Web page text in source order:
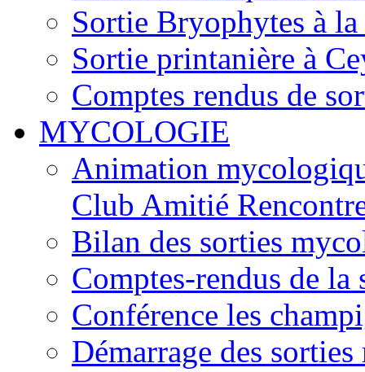
Sortie Bryophytes à la
Sortie printanière à
Comptes rendus de
MYCOLOGIE
Animation
Club Amitié
Bilan des sorties
Comptes-rendus de
Conférence les
Démarrage des